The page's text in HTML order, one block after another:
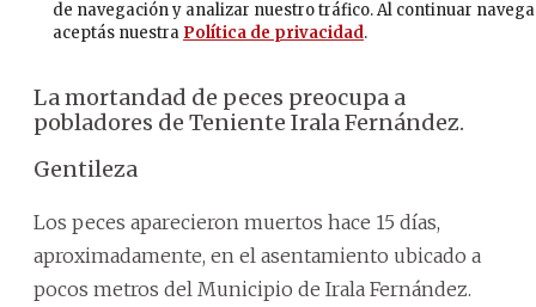
La mortandad de peces preocupa a
pobladores de Teniente Irala Fernández.
Gentileza
Los peces aparecieron muertos hace 15 días,
aproximadamente, en el asentamiento ubicado a
pocos metros del Municipio de Irala Fernández.